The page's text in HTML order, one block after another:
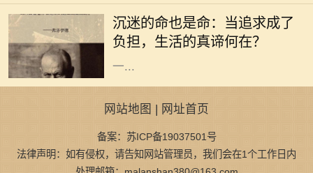
沉迷的命也是命：当追求成了
负担，生活的真谛何在？
了追求自己的兴趣与爱好，甚至是事
业，不惜陷入沉迷的状态。沉迷看似
是对某件事的热爱，但当热爱演变为
一...
网站地图 | 网址首页
备案：苏ICP备19037501号
法律声明：如有侵权，请告知网站管理员，我们会在1个工作日内